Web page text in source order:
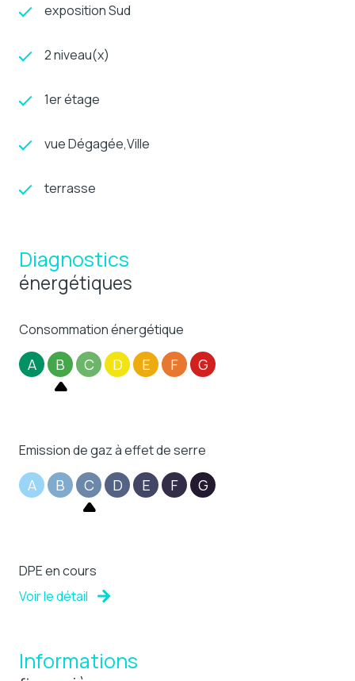
exposition Sud
2 niveau(x)
1er étage
vue Dégagée,Ville
terrasse
Diagnostics
énergétiques
Consommation énergétique
A B C D E F G
Emission de gaz à effet de serre
A B C D E F G
DPE en cours
Voir le détail
Informations